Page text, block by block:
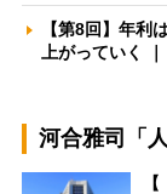
【第8回】年
上がっていく
河合雅司「